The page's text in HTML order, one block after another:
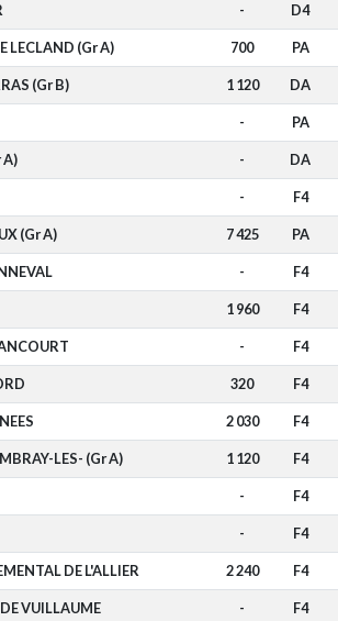
- D4
LECLAND (Gr A) 700 PA
(Gr B) 1 120 DA
- PA
A) - DA
- F4
(Gr A) 7 425 PA
- F4
1 960 F4
- F4
320 F4
2 030 F4
LES- (Gr A) 1 120 F4
- F4
- F4
DE L'ALLIER 2 240 F4
VUILLAUME - F4